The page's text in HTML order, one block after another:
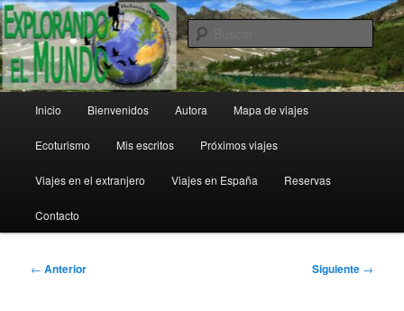
Ir
al
contenido
principalExplorando el Mundo
principal
Inicio Bienvenidos Autora Mapa de viajes
Ecoturismo Mis escritos Próximos viajes
Viajes en el extranjero Viajes en España Reservas
Contacto
Navegación
← Anterior Siguiente →